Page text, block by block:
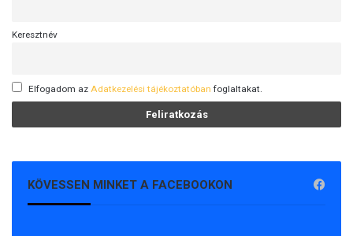
Keresztnév
Elfogadom az Adatkezelési tájékoztatóban foglaltakat.
KÖVESSEN MINKET A FACEBOOKON